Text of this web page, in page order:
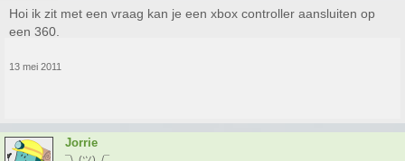
Hoi ik zit met een vraag kan je een xbox controller aansluiten op
een 360.
13 mei 2011
Jorrie